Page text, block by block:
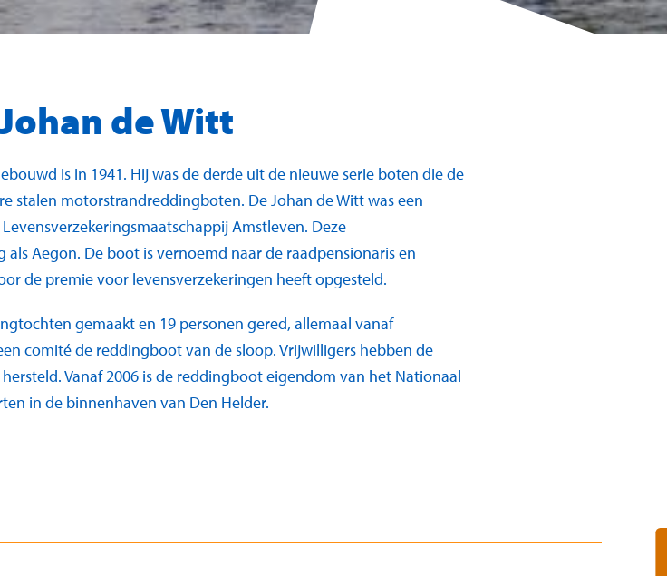
de Witt
is in 1941. Hij was de derde uit de nieuwe serie boten die de
stalen motorstrandreddingboten. De Johan de Witt was een
Amstleven. Deze
Aegon. De boot is vernoemd naar de raadpensionaris en
de premie voor levensverzekeringen heeft opgesteld.
gemaakt en 19 personen gered, allemaal vanaf
comité de reddingboot van de sloop. Vrijwilligers hebben de
Vanaf 2006 is de reddingboot eigendom van het Nationaal
in de binnenhaven van Den Helder.